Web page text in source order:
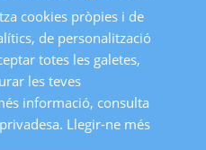
superiors d'empresa (MBA).
Empresarial (TGE).
Documentació Mèdica.
Fonts d’informació en Ciències de
SPANISH
CATALÀ
FRENCH
cookies pròpies i de
de personalització
totes les galetes,
les teves
informació, consulta
Llegir-ne més